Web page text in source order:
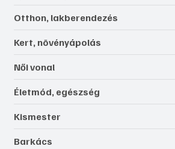
Otthon, lakberendezés
Kert, növényápolás
Női vonal
Életmód, egészség
Kismester
Barkács